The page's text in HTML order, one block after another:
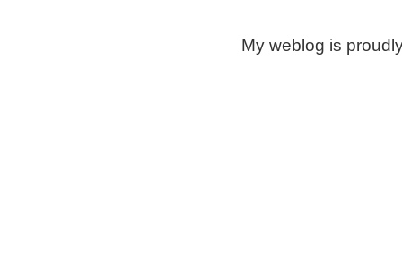
My weblog is